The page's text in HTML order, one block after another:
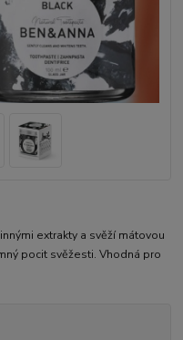
extrakty a svěží mátovou
pocit svěžesti. Vhodná pro